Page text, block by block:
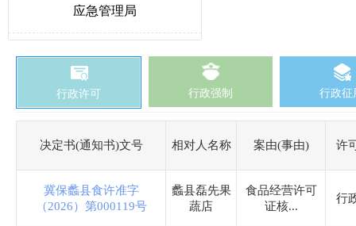
应急管理局
教育和体育局
发展和改革局
卫生健康局
医疗保障局
行政许可 行政强制 行政征
决定书(通知书)文号 相对人名称 案由(事由) 许
冀保蠡县食许准字
（2026）第000119号
蠡县磊先果
蔬店
食品经营许可
证核...
行